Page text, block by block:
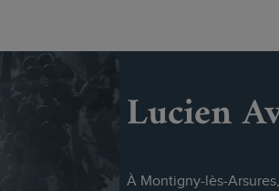
Lucien
À Montigny-lès-